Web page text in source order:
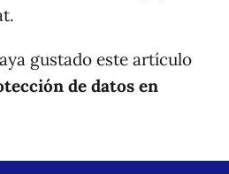
gustado este artículo
de datos en